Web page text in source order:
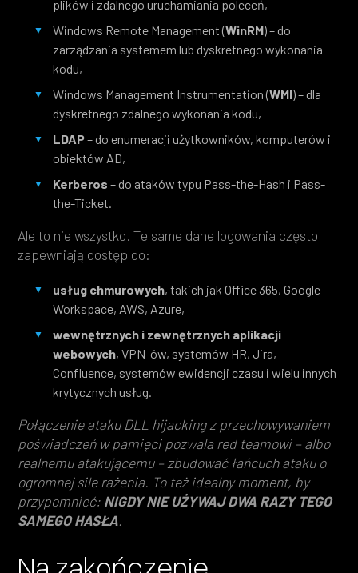
plików i zdalnego uruchamiania poleceń,
Windows Remote Management (WinRM) – do
zarządzania systemem lub dyskretnego wykonania
kodu,
Windows Management Instrumentation (WMI) – dla
dyskretnego zdalnego wykonania kodu,
LDAP– do enumeracji użytkowników, komputerów i
obiektów AD,
Kerberos – do ataków typu Pass-the-Hash i Pass-
the-Ticket.
Ale to nie wszystko. Te same dane logowania często
zapewniają dostęp do:
usług chmurowych, takich jak Office 365, Google
Workspace, AWS, Azure,
wewnętrznych i zewnętrznych aplikacji
webowych, VPN-ów, systemów HR, Jira,
Confluence, systemów ewidencji czasu i wielu innych
krytycznych usług.
Połączenie ataku DLL hijacking z przechowywaniem
poświadczeń w pamięci pozwala red teamowi – albo
realnemu atakującemu – zbudować łańcuch ataku o
ogromnej sile rażenia. To też idealny moment, by
przypomnieć: NIGDY NIE UŻYWAJ DWA RAZY TEGO
SAMEGO HASŁA.
Na zakończenie